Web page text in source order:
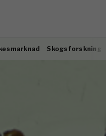
Skogsforskning